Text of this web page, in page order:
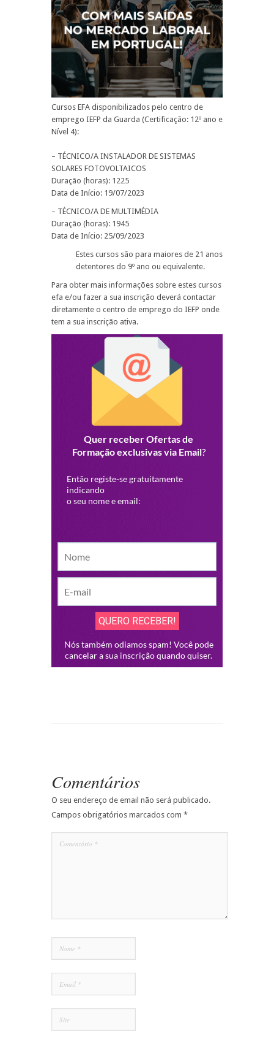
Cursos EFA disponibilizados pelo centro de
emprego IEFP da Guarda (Certificação: 12º ano e
Nível 4):
– TÉCNICO/A INSTALADOR DE SISTEMAS
SOLARES FOTOVOLTAICOS
Duração (horas): 1225
Data de Início: 19/07/2023
– TÉCNICO/A DE MULTIMÉDIA
Duração (horas): 1945
Data de Início: 25/09/2023
Estes cursos são para maiores de 21 anos
detentores do 9º ano ou equivalente.
Para obter mais informações sobre estes cursos
efa e/ou fazer a sua inscrição deverá contactar
diretamente o centro de emprego do IEFP onde
tem a sua inscrição ativa.
Comentários
O seu endereço de email não será publicado.
Campos obrigatórios marcados com *